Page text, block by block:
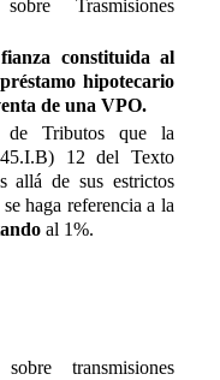
Trasmisiones
constituida al
hipotecario
de una VPO.
de Tributos que la
12 del Texto
allá de sus estrictos
haga referencia a la
al 1%.
transmisiones